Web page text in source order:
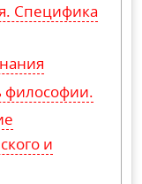
Специфика
философии.
и